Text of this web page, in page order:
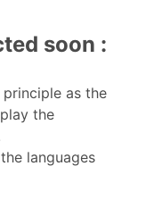
soon :
as the
the
languages